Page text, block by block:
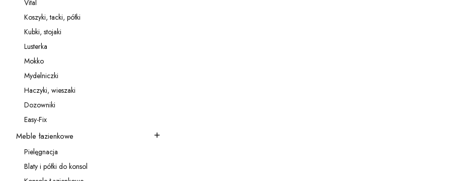
Kategoria - Vital
Vital
Kategoria - Koszyki, tacki, półki
Koszyki, tacki, półki
Kategoria - Kubki, stojaki
Kubki, stojaki
Kategoria - Lusterka
Lusterka
Kategoria - Mokko
Mokko
Kategoria - Mydelniczki
Mydelniczki
Kategoria - Haczyki, wieszaki
Haczyki, wieszaki
Kategoria - Dozowniki
Dozowniki
Kategoria - Easy-Fix
Easy-Fix
Kategoria - Meble łazienkowe
Meble łazienkowe
Kategoria - Pielęgnacja
Pielęgnacja
Kategoria - Blaty i półki do konsol
Blaty i półki do konsol